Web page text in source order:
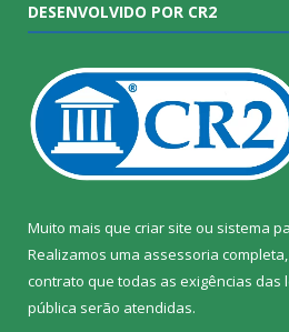
DESENVOLVIDO POR CR2
Muito mais que criar site ou sistema
Realizamos uma assessoria
contrato que todas as exigências das
pública serão atendidas.